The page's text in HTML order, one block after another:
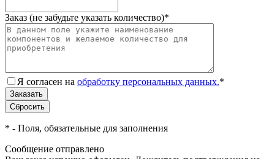
Заказ (не забудьте указать количество)*
Я согласен на обработку персональных данных.*
* - Поля, обязательные для заполнения
Сообщение отправлено